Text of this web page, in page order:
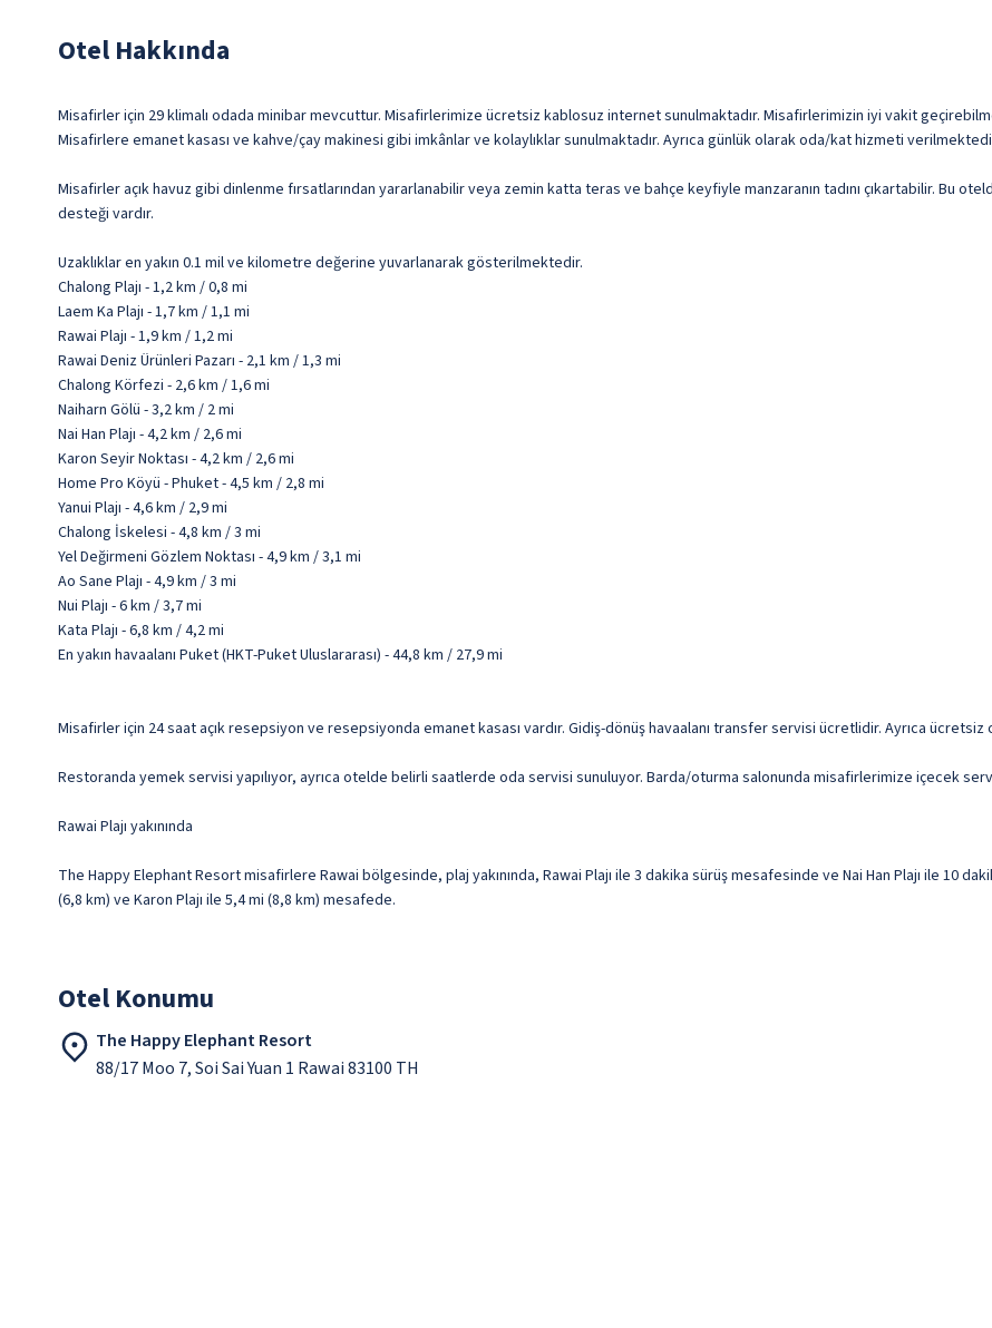
Otel Hakkında
Misafirler için 29 klimalı odada minibar mevcuttur. Misafirlerimize ücretsiz kablosuz internet sunulmaktadır. Misafirlerimizin iyi vakit
Misafirlere emanet kasası ve kahve/çay makinesi gibi imkânlar ve kolaylıklar sunulmaktadır. Ayrıca günlük olarak oda/kat hizmeti
Misafirler açık havuz gibi dinlenme fırsatlarından yararlanabilir veya zemin katta teras ve bahçe keyfiyle manzaranın tadını çıkartabilir. Bu
desteği vardır.
Uzaklıklar en yakın 0.1 mil ve kilometre değerine yuvarlanarak gösterilmektedir.
Chalong Plajı - 1,2 km / 0,8 mi
Laem Ka Plajı - 1,7 km / 1,1 mi
Rawai Plajı - 1,9 km / 1,2 mi
Rawai Deniz Ürünleri Pazarı - 2,1 km / 1,3 mi
Chalong Körfezi - 2,6 km / 1,6 mi
Naiharn Gölü - 3,2 km / 2 mi
Nai Han Plajı - 4,2 km / 2,6 mi
Karon Seyir Noktası - 4,2 km / 2,6 mi
Home Pro Köyü - Phuket - 4,5 km / 2,8 mi
Yanui Plajı - 4,6 km / 2,9 mi
Chalong İskelesi - 4,8 km / 3 mi
Yel Değirmeni Gözlem Noktası - 4,9 km / 3,1 mi
Ao Sane Plajı - 4,9 km / 3 mi
Nui Plajı - 6 km / 3,7 mi
Kata Plajı - 6,8 km / 4,2 mi
En yakın havaalanı Puket (HKT-Puket Uluslararası) - 44,8 km / 27,9 mi
Misafirler için 24 saat açık resepsiyon ve resepsiyonda emanet kasası vardır. Gidiş-dönüş havaalanı transfer servisi ücretlidir. Ayrıca ücretsiz
Restoranda yemek servisi yapılıyor, ayrıca otelde belirli saatlerde oda servisi sunuluyor. Barda/oturma salonunda misafirlerimize içecek
Rawai Plajı yakınında
The Happy Elephant Resort misafirlere Rawai bölgesinde, plaj yakınında, Rawai Plajı ile 3 dakika sürüş mesafesinde ve Nai Han Plajı ile 10
(6,8 km) ve Karon Plajı ile 5,4 mi (8,8 km) mesafede.
Otel Konumu
The Happy Elephant Resort
88/17 Moo 7, Soi Sai Yuan 1 Rawai 83100 TH